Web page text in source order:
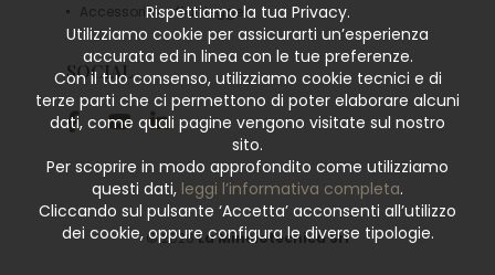
Accessori scaffali leggeri
SOCIAL
© 2026La Minciotecnica Srl
Rispettiamo la tua Privacy.
Utilizziamo cookie per assicurarti un’esperienza
accurata ed in linea con le tue preferenze.
Con il tuo consenso, utilizziamo cookie tecnici e di
terze parti che ci permettono di poter elaborare alcuni
dati, come quali pagine vengono visitate sul nostro
sito.
Per scoprire in modo approfondito come utilizziamo
questi dati, leggi l’informativa completa.
Cliccando sul pulsante ‘Accetta’ acconsenti all’utilizzo
dei cookie, oppure configura le diverse tipologie.